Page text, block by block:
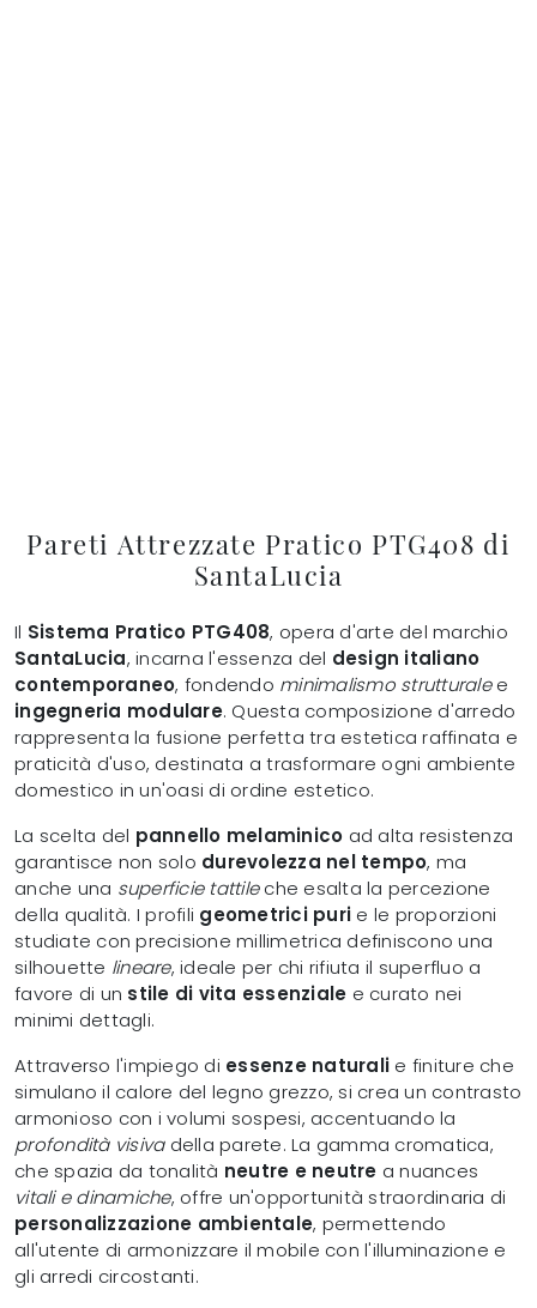
Pareti Attrezzate Pratico PTG408 di
SantaLucia
Il Sistema Pratico PTG408, opera d'arte del marchio
SantaLucia, incarna l'essenza del design italiano
contemporaneo, fondendo minimalismo strutturalee
ingegneria modulare. Questa composizione d'arredo
rappresenta la fusione perfetta tra estetica raffinata e
praticità d'uso, destinata a trasformare ogni ambiente
domestico in un'oasi di ordine estetico.
La scelta del pannello melaminico ad alta resistenza
garantisce non solo durevolezza nel tempo, ma
anche una superficie tattileche esalta la percezione
della qualità. I profili geometrici puri e le proporzioni
studiate con precisione millimetrica definiscono una
silhouette lineare, ideale per chi rifiuta il superfluo a
favore di un stile di vita essenziale e curato nei
minimi dettagli.
Attraverso l'impiego di essenze naturali e finiture che
simulano il calore del legno grezzo, si crea un contrasto
armonioso con i volumi sospesi, accentuando la
profondità visivadella parete. La gamma cromatica,
che spazia da tonalità neutre e neutre a nuances
vitali e dinamiche, offre un'opportunità straordinaria di
personalizzazione ambientale, permettendo
all'utente di armonizzare il mobile con l'illuminazione e
gli arredi circostanti.